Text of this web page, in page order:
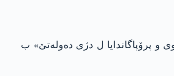
و پرۆپاگاندایا ل دژی دەولەتێ» ب